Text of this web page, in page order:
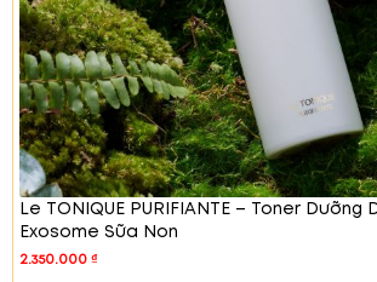
Beauty Backed by Exojenique's
Science– Vẻ đẹp được chứng
khoa học tiên tiến.
Le TONIQUE PURIFIANTE – Toner Dưỡng
Exosome Sữa Non
2.350.000₫